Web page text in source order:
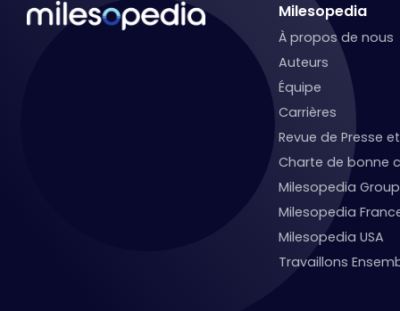
Milesopedia
À propos de nous
Auteurs
Équipe
Carrières
Revue de Presse
Charte de bonne
Milesopedia Group
Milesopedia
Milesopedia USA
Travaillons